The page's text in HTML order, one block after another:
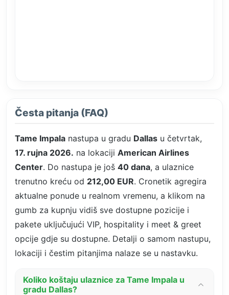
Česta pitanja (FAQ)
Tame Impala nastupa u gradu Dallas u četvrtak,
17. rujna 2026. na lokaciji American Airlines
Center. Do nastupa je još 40 dana, a ulaznice
trenutno kreću od 212,00 EUR. Cronetik agregira
aktualne ponude u realnom vremenu, a klikom na
gumb za kupnju vidiš sve dostupne pozicije i
pakete uključujući VIP, hospitality i meet & greet
opcije gdje su dostupne. Detalji o samom nastupu,
lokaciji i čestim pitanjima nalaze se u nastavku.
Koliko koštaju ulaznice za Tame Impala u
gradu Dallas?